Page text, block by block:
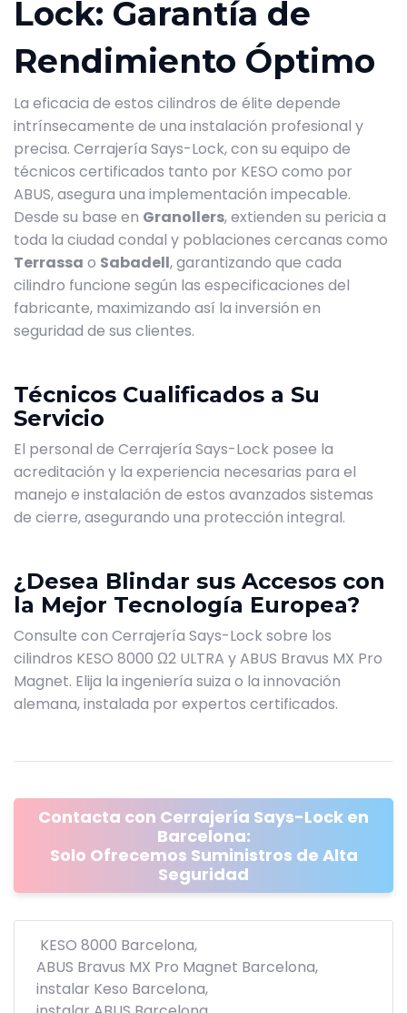
Lock: Garantía de
Rendimiento Óptimo
La eficacia de estos cilindros de élite depende
intrínsecamente de una instalación profesional y
precisa. Cerrajería Says-Lock, con su equipo de
técnicos certificados tanto por KESO como por
ABUS, asegura una implementación impecable.
Desde su base en Granollers, extienden su pericia a
toda la ciudad condal y poblaciones cercanas como
Terrassa o Sabadell, garantizando que cada
cilindro funcione según las especificaciones del
fabricante, maximizando así la inversión en
seguridad de sus clientes.
Técnicos Cualificados a Su
Servicio
El personal de Cerrajería Says-Lock posee la
acreditación y la experiencia necesarias para el
manejo e instalación de estos avanzados sistemas
de cierre, asegurando una protección integral.
¿Desea Blindar sus Accesos con
la Mejor Tecnología Europea?
Consulte con Cerrajería Says-Lock sobre los
cilindros KESO 8000 Ω2 ULTRA y ABUS Bravus MX Pro
Magnet. Elija la ingeniería suiza o la innovación
alemana, instalada por expertos certificados.
Contacta con Cerrajería Says-Lock en
Barcelona:
Solo Ofrecemos Suministros de Alta
Seguridad
KESO 8000 Barcelona
ABUS Bravus MX Pro Magnet Barcelona
instalar Keso Barcelona